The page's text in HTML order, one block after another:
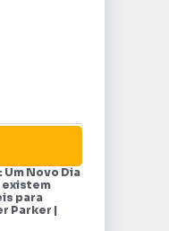
Novo Dia
existem
para
Parker |